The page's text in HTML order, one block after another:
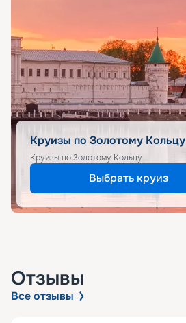
Круизы по Золотому Кольцу
Круизы по Золотому Кольцу
Выбрать круиз
Отзывы
Все отзывы